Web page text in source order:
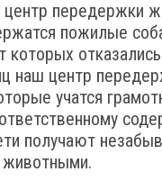
центр передержки
пожилые
которых
наш центр
учатся
получают